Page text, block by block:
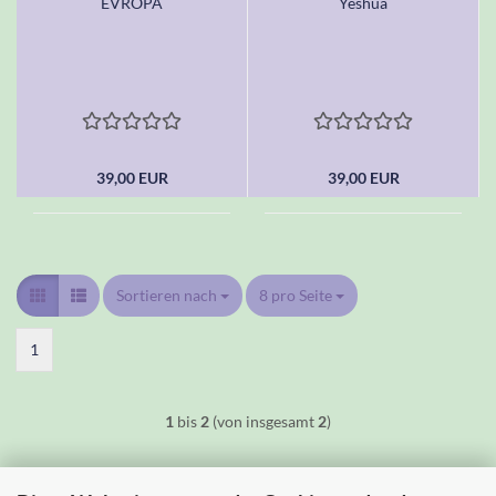
39,00 EUR 39,00 EUR
Sortieren nach
Sortieren nach 8 pro Seite
pro Seite
1
1 bis 2 (von insgesamt 2)